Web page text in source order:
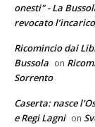
onesti" - La
revocato l’incarico
Ricomincio dai
Bussola on
Sorrento
Caserta: nasce
e Regi Lagni on